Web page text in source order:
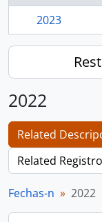
2023
2022
Related
Related
Fechas-n 2022